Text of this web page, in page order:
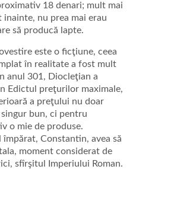
18 denari; mult mai
inainte, nu prea mai erau
să producă lapte.
este o ficţiune, ceea
în realitate a fost mult
anul 301, Diocleţian a
Edictul preţurilor maximale,
a preţului nu doar
bun, ci pentru
o mie de produse.
Constantin, avea să
moment considerat de
sfîrşitul Imperiului Roman.